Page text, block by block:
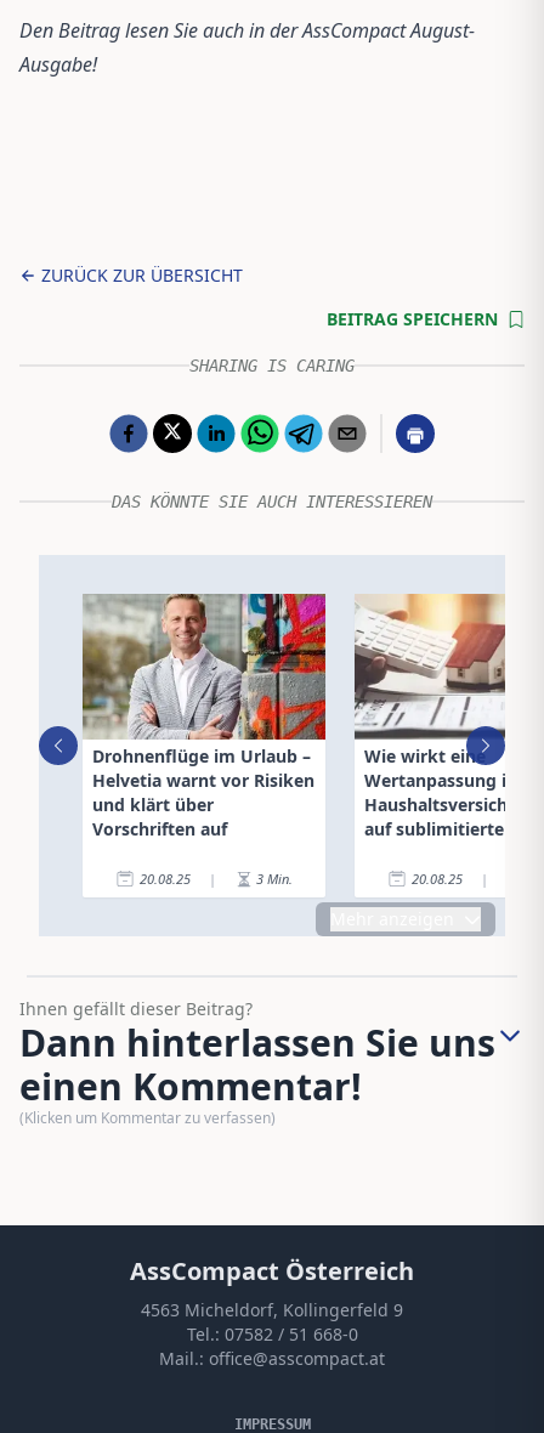
Den Beitrag lesen Sie auch in der AssCompact August-
Ausgabe!
ZURÜCK ZUR ÜBERSICHT
BEITRAG SPEICHERN
SHARING IS CARING
DAS KÖNNTE SIE AUCH INTERESSIEREN
Drohnenflüge im Urlaub –
Helvetia warnt vor Risiken
und klärt über
Vorschriften auf
20.08.25 | 3 Min.
Wie wirkt eine
Wertanpassung in
auf sublimitierte
20.08.25 |
Ihnen gefällt dieser Beitrag?
Dann hinterlassen Sie uns
einen Kommentar!
(Klicken um Kommentar zu verfassen)
AssCompact Österreich
4563 Micheldorf, Kollingerfeld 9
Tel.: 07582 / 51 668-0
Mail.: office@asscompact.at
IMPRESSUM